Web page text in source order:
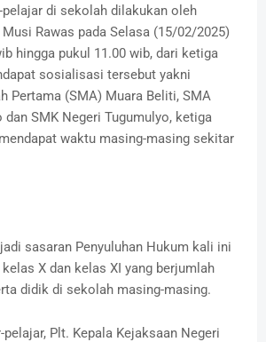
pelajar di sekolah dilakukan oleh
Rawas pada Selasa (15/02/2025)
hingga pukul 11.00 wib, dari ketiga
sosialisasi tersebut yakni
Pertama (SMA) Muara Beliti, SMA
dan SMK Negeri Tugumulyo, ketiga
waktu masing-masing sekitar
sasaran Penyuluhan Hukum kali ini
X dan kelas XI yang berjumlah
didik di sekolah masing-masing.
pelajar, Plt. Kepala Kejaksaan Negeri